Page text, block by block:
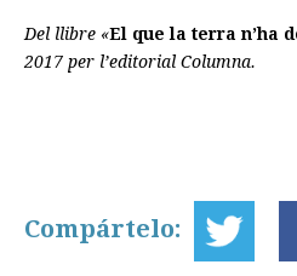
Del llibre «El que la terra n’ha
2017 per l’editorial Columna.
Compártelo: